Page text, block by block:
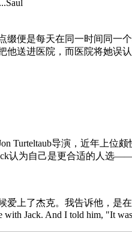
是每天在同一时间同一个
他送进医院，而医院将她
导演，近年上位颇
认为自己是更合适的人选
上了杰克。我告诉他，是在
Jack. And I told him, "It